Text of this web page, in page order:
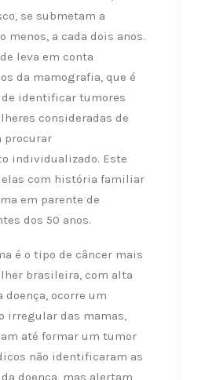
se submetam a
menos, a cada dois anos.
leva em conta
da mamografia, que é
de identificar tumores
consideradas de
procurar
individualizado. Este
com história familiar
em parente de
dos 50 anos.
é o tipo de câncer mais
brasileira, com alta
doença, ocorre um
irregular das mamas,
até formar um tumor
não identificaram as
doença, mas alertam